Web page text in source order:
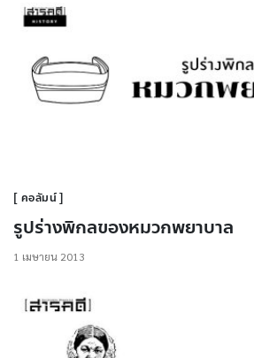
คอลัมน์
รูปร่างพิกลของหมวกพยาบาล
1 เมษายน 2013